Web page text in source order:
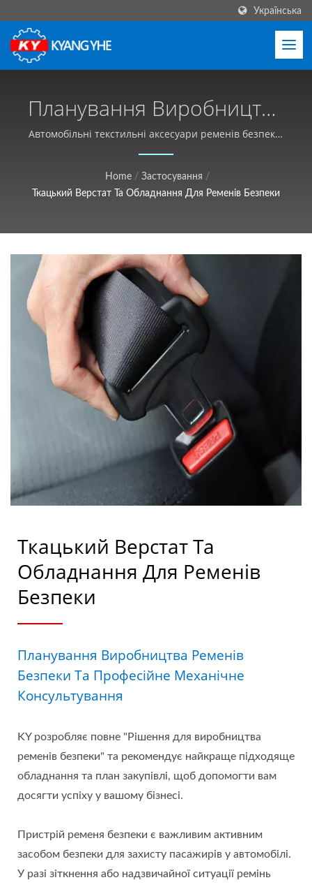
Українська
Планування Виробництва
Ременів Безпеки Та
Професійне Механічне
Консультування |
Обладнання,
Налаштовуване,
Безкоштовна Пропозиція
- Kyang Yhe (KY)
Автомобільні текстильні аксесуари ременів безпеки.
| Машини для вузьких тканин та етикеток,
Home / Застосування /
Ткацький Верстат Та Обладнання Для Ременів Безпеки
Ткацький Верстат Та
Обладнання Для Ременів
Безпеки
Планування Виробництва Ременів
Безпеки Та Професійне Механічне
Консультування
KY розробляє повне "Рішення для виробництва
ременів безпеки" та рекомендує найкраще підходяще
обладнання та план закупівлі, щоб допомогти вам
досягти успіху у вашому бізнесі.
Пристрій ременя безпеки є важливим активним
засобом безпеки для захисту пасажирів у автомобілі.
У разі зіткнення або надзвичайної ситуації ремінь